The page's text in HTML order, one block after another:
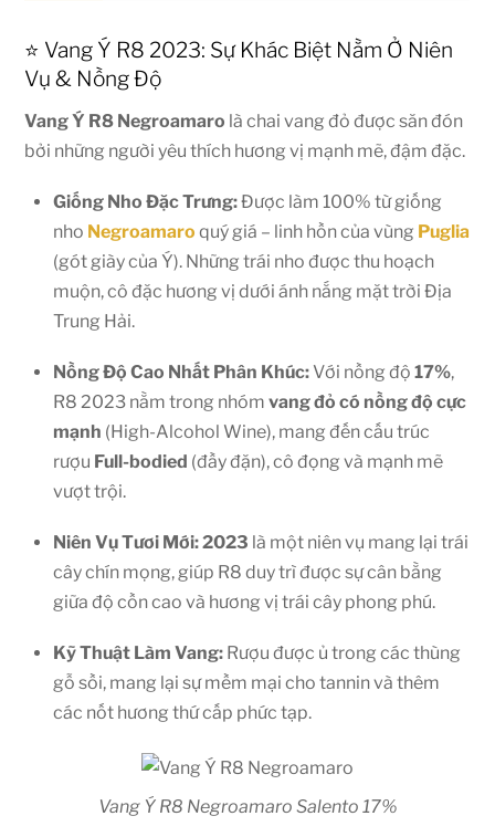
⭐ Vang Ý R8 2023: Sự Khác Biệt Nằm Ở Niên
Vụ & Nồng Độ
Vang Ý R8 Negroamaro là chai vang đỏ được săn đón
bởi những người yêu thích hương vị mạnh mẽ, đậm đặc.
Giống Nho Đặc Trưng:Được làm 100% từ giống
nho Negroamaro quý giá – linh hồn của vùng Puglia
(gót giày của Ý). Những trái nho được thu hoạch
muộn, cô đặc hương vị dưới ánh nắng mặt trời Địa
Trung Hải.
Nồng Độ Cao Nhất Phân Khúc:Với nồng độ 17%,
R8 2023 nằm trong nhóm vang đỏ có nồng độ cực
mạnh (High-Alcohol Wine), mang đến cấu trúc
rượu Full-bodied (đầy đặn), cô đọng và mạnh mẽ
vượt trội.
Niên Vụ Tươi Mới:2023 là một niên vụ mang lại trái
cây chín mọng, giúp R8 duy trì được sự cân bằng
giữa độ cồn cao và hương vị trái cây phong phú.
Kỹ Thuật Làm Vang: Rượu được ủ trong các thùng
gỗ sồi, mang lại sự mềm mại cho tannin và thêm
các nốt hương thứ cấp phức tạp.
Vang Ý R8 Negroamaro Salento 17%